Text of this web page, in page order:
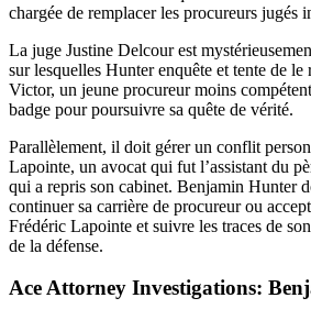
chargée de remplacer les procureurs jugés
La juge Justine Delcour est
sur lesquelles Hunter enquête et tente de le
Victor, un jeune procureur moins
badge pour poursuivre sa quête de vérité.
Parallèlement, il doit gérer un conflit
Lapointe, un avocat qui fut l’assistant du
qui a repris son cabinet. Benjamin Hunter
continuer sa carrière de procureur ou
Frédéric Lapointe et suivre les traces de
de la défense.
Ace Attorney Investigations: